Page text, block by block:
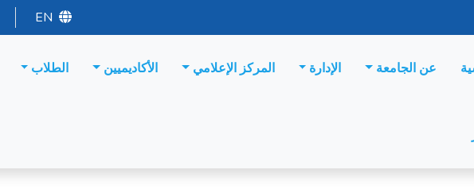
EN
عن الجامعة الإدارة المركز الإعلامي الأكاديميين الطلاب